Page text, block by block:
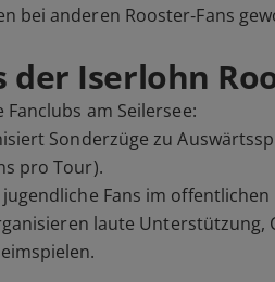
bei anderen Rooster‑Fans
der Iserlohn
am Seilersee:
Sonderzüge zu
pro Tour).
jugendliche Fans im
laute Unterstützung,